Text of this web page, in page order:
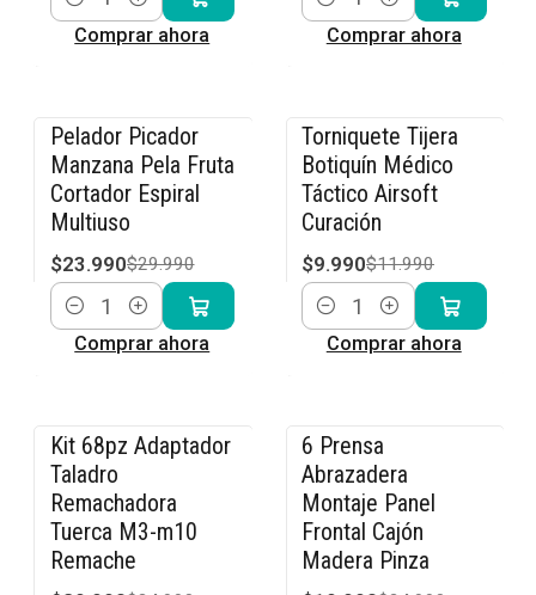
Cantidad
Comprar ahora
Cantidad
Comprar ahora
-20% OFF
Pelador Picador
Manzana Pela Fruta
Cortador Espiral
Multiuso
$23.990$29.990
Cantidad
Comprar ahora
-17% OFF
Torniquete Tijera
Botiquín Médico
Táctico Airsoft
Curación
$9.990$11.990
Cantidad
Comprar ahora
-14% OFF
Kit 68pz Adaptador
Taladro
Remachadora
Tuerca M3-m10
Remache
-20% OFF
6 Prensa
Abrazadera
Montaje Panel
Frontal Cajón
Madera Pinza